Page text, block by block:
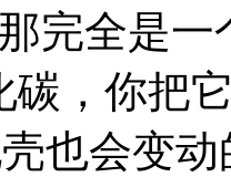
完全是
碳，你把
也会变